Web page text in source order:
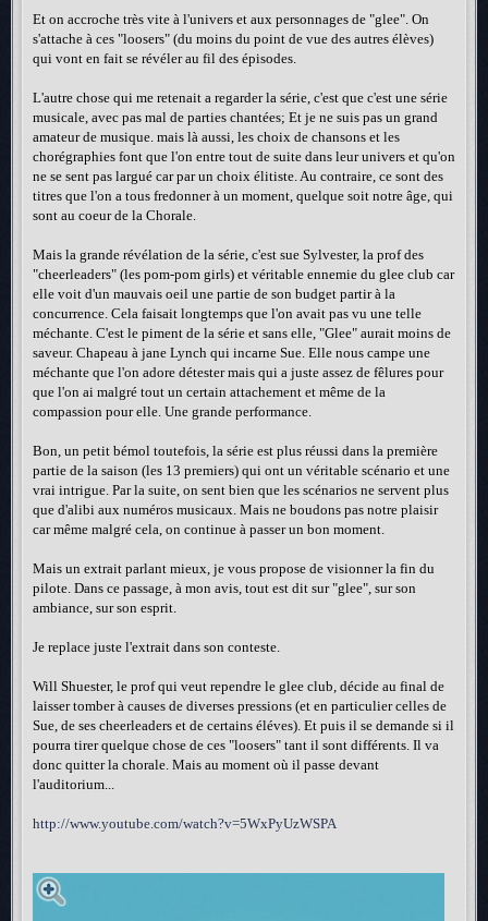
Et on accroche très vite à l'univers et aux personnages de "glee". On
s'attache à ces "loosers" (du moins du point de vue des autres élèves)
qui vont en fait se révéler au fil des épisodes.
L'autre chose qui me retenait a regarder la série, c'est que c'est une série
musicale, avec pas mal de parties chantées; Et je ne suis pas un grand
amateur de musique. mais là aussi, les choix de chansons et les
chorégraphies font que l'on entre tout de suite dans leur univers et qu'on
ne se sent pas largué car par un choix élitiste. Au contraire, ce sont des
titres que l'on a tous fredonner à un moment, quelque soit notre âge, qui
sont au coeur de la Chorale.
Mais la grande révélation de la série, c'est sue Sylvester, la prof des
"cheerleaders" (les pom-pom girls) et véritable ennemie du glee club car
elle voit d'un mauvais oeil une partie de son budget partir à la
concurrence. Cela faisait longtemps que l'on avait pas vu une telle
méchante. C'est le piment de la série et sans elle, "Glee" aurait moins de
saveur. Chapeau à jane Lynch qui incarne Sue. Elle nous campe une
méchante que l'on adore détester mais qui a juste assez de fêlures pour
que l'on ai malgré tout un certain attachement et même de la
compassion pour elle. Une grande performance.
Bon, un petit bémol toutefois, la série est plus réussi dans la première
partie de la saison (les 13 premiers) qui ont un véritable scénario et une
vrai intrigue. Par la suite, on sent bien que les scénarios ne servent plus
que d'alibi aux numéros musicaux. Mais ne boudons pas notre plaisir
car même malgré cela, on continue à passer un bon moment.
Mais un extrait parlant mieux, je vous propose de visionner la fin du
pilote. Dans ce passage, à mon avis, tout est dit sur "glee", sur son
ambiance, sur son esprit.
Je replace juste l'extrait dans son conteste.
Will Shuester, le prof qui veut rependre le glee club, décide au final de
laisser tomber à causes de diverses pressions (et en particulier celles de
Sue, de ses cheerleaders et de certains éléves). Et puis il se demande si il
pourra tirer quelque chose de ces "loosers" tant il sont différents. Il va
donc quitter la chorale. Mais au moment où il passe devant
l'auditorium...
http://www.youtube.com/watch?v=5WxPyUzWSPA